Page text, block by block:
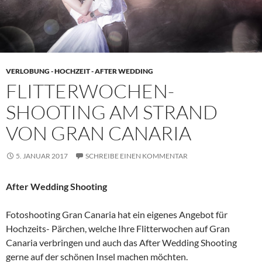
VERLOBUNG - HOCHZEIT - AFTER WEDDING
FLITTERWOCHEN-
SHOOTING AM STRAND
VON GRAN CANARIA
5. JANUAR 2017 SCHREIBE EINEN KOMMENTAR
After Wedding Shooting
Fotoshooting Gran Canaria hat ein eigenes Angebot für
Hochzeits- Pärchen, welche Ihre Flitterwochen auf Gran
Canaria verbringen und auch das After Wedding Shooting
gerne auf der schönen Insel machen möchten.